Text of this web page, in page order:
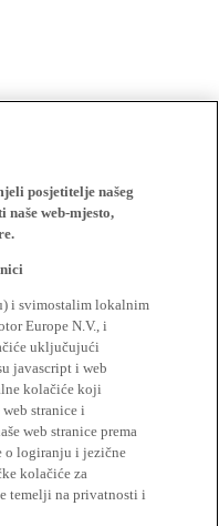
posjetitelje našeg
naše web-mjesto,
i svimostalim lokalnim
Europe N.V., i
uključujući
javascript i web
kolačiće koji
stranice i
web stranice prema
o logiranju i jezične
kolačiće za
temelji na privatnosti i